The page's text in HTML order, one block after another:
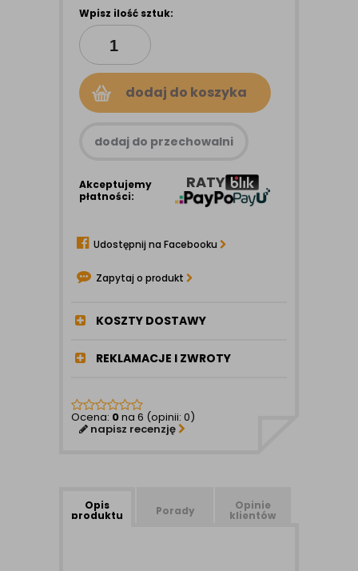
Wpisz ilość sztuk:
dodaj do koszyka
dodaj do przechowalni
Akceptujemy
płatności:
RATY
Udostępnij na Facebooku
Zapytaj o produkt
KOSZTY DOSTAWY
REKLAMACJE I ZWROTY
Ocena: 0na 6 (opinii: 0)
napisz recenzję
Opis
produktu Porady Opinie
klientów